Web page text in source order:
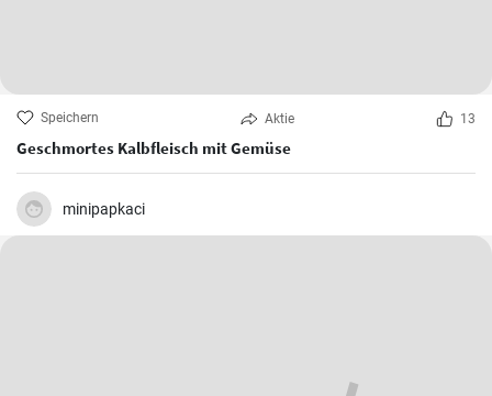
Speichern Aktie 13
Geschmortes Kalbfleisch mit Gemüse
minipapkaci